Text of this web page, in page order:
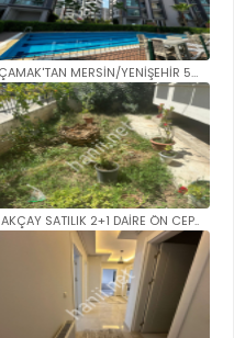
ÇAMAK'TAN MERSİN/YENİŞEHİR 50...
AKÇAY SATILIK 2+1 DAİRE ÖN CEP..